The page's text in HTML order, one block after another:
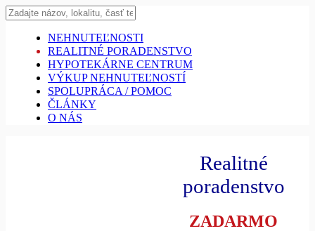
NEHNUTEĽNOSTI
REALITNÉ PORADENSTVO
HYPOTEKÁRNE CENTRUM
VÝKUP NEHNUTEĽNOSTÍ
SPOLUPRÁCA / POMOC
ČLÁNKY
O NÁS
Realitné
poradenstvo
ZADARMO